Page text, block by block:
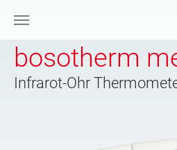
Zum Hauptinhalt springen
bosotherm
Infrarot-Ohr